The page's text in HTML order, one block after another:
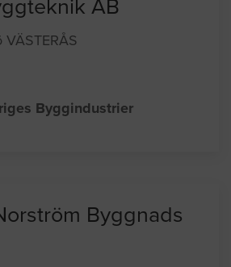
AB
Byggindustrier
Byggnads